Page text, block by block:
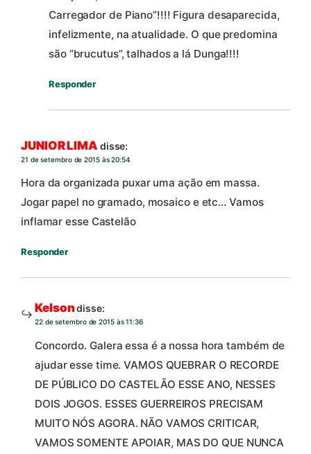
Carregador de Piano”!!!! Figura desaparecida,
infelizmente, na atualidade. O que predomina
são “brucutus”, talhados a lá Dunga!!!!
Responder
JUNIOR LIMA disse:
21 de setembro de 2015 às 20:54
Hora da organizada puxar uma ação em massa.
Jogar papel no gramado, mosaico e etc… Vamos
inflamar esse Castelão
Responder
Kelsondisse:
22 de setembro de 2015 às 11:36
Concordo. Galera essa é a nossa hora também de
ajudar esse time. VAMOS QUEBRAR O RECORDE
DE PÚBLICO DO CASTELÃO ESSE ANO, NESSES
DOIS JOGOS. ESSES GUERREIROS PRECISAM
MUITO NÓS AGORA. NÃO VAMOS CRITICAR,
VAMOS SOMENTE APOIAR, MAS DO QUE NUNCA